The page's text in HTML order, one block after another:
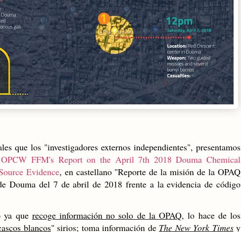
que los "investigadores externos independientes", presentamos
FFM's Report on the April 7th 2018 Douma Chemical
Evidence, en castellano "Reporte de la misión de la OPAQ
Douma del 7 de abril de 2018 frente a la evidencia de código
que recoge información no solo de la OPAQ, lo hace de los
blancos" sirios; toma información de The New York Timesy